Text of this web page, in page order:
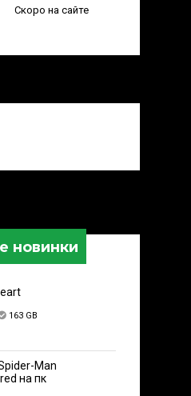
Скоро на сайте
новинки
163 GB
Man
на пк